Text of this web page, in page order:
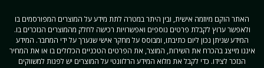
האתר הוקם מיוזמה אישית, ובין היתר במטרה לתת מידע על המוצרים המפורסמים בו
ולאפשר ערוץ לקבלת פרטים נוספים ואפשרויות רכישה לחלק מהמוצרים הנזכרים בו.
המידע שניתן נכון ליום כתיבתו, ומבוסס על מחקר אישי שנערך על ידי המחבר. המידע
איננו מייצג בהכרח את השירות, המוצר, את הפרטים הטכניים הכלולים בו או את המחיר
הנזכר לצידו. כדי לקבל את מלוא המידע הרלוונטי על המוצרים יש לפנות למשווקים